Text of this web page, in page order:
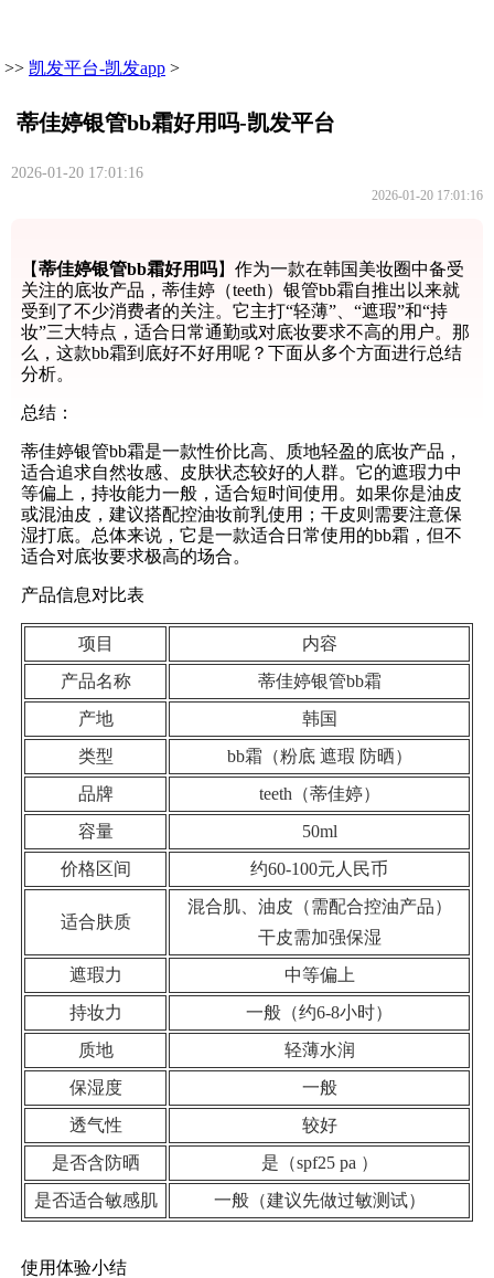
>> 凯发平台-凯发app >
蒂佳婷银管bb霜好用吗-凯发平台
2026-01-20 17:01:16
2026-01-20 17:01:16
【蒂佳婷银管bb霜好用吗】作为一款在韩国美妆圈中备受
关注的底妆产品，蒂佳婷（teeth）银管bb霜自推出以来就
受到了不少消费者的关注。它主打“轻薄”、“遮瑕”和“持
妆”三大特点，适合日常通勤或对底妆要求不高的用户。那
么，这款bb霜到底好不好用呢？下面从多个方面进行总结
分析。
总结：
蒂佳婷银管bb霜是一款性价比高、质地轻盈的底妆产品，
适合追求自然妆感、皮肤状态较好的人群。它的遮瑕力中
等偏上，持妆能力一般，适合短时间使用。如果你是油皮
或混油皮，建议搭配控油妆前乳使用；干皮则需要注意保
湿打底。总体来说，它是一款适合日常使用的bb霜，但不
适合对底妆要求极高的场合。
产品信息对比表
项目
内容
产品名称
蒂佳婷银管bb霜
产地
韩国
类型
bb霜（粉底 遮瑕 防晒）
品牌
teeth（蒂佳婷）
容量
50ml
价格区间
约60-100元人民币
适合肤质
混合肌、油皮（需配合控油产品）
干皮需加强保湿
遮瑕力
中等偏上
持妆力
一般（约6-8小时）
质地
轻薄水润
保湿度
一般
透气性
较好
是否含防晒
是（spf25 pa ）
是否适合敏感肌
一般（建议先做过敏测试）
使用体验小结